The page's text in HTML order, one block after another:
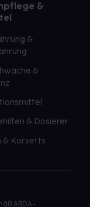
&
&
&
& Dosierer
& Korsetts
ABDA-